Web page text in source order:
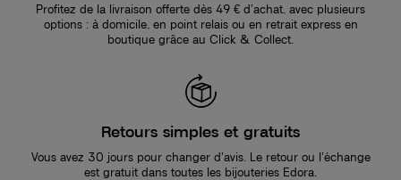
Profitez de la livraison offerte dès 49 € d’achat, avec plusieurs
options : à domicile, en point relais ou en retrait express en
boutique grâce au Click & Collect.
Retours simples et gratuits
Vous avez 30 jours pour changer d’avis. Le retour ou l’échange
est gratuit dans toutes les bijouteries Edora.